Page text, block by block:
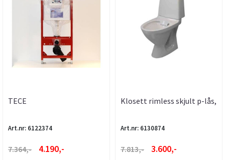
TECE
M/SAFETY BAG
Art.nr: 6122374
7.364,- 4.190,-
Klosett rimless skjult p-lås,
Art.nr: 6130874
7.813,- 3.600,-